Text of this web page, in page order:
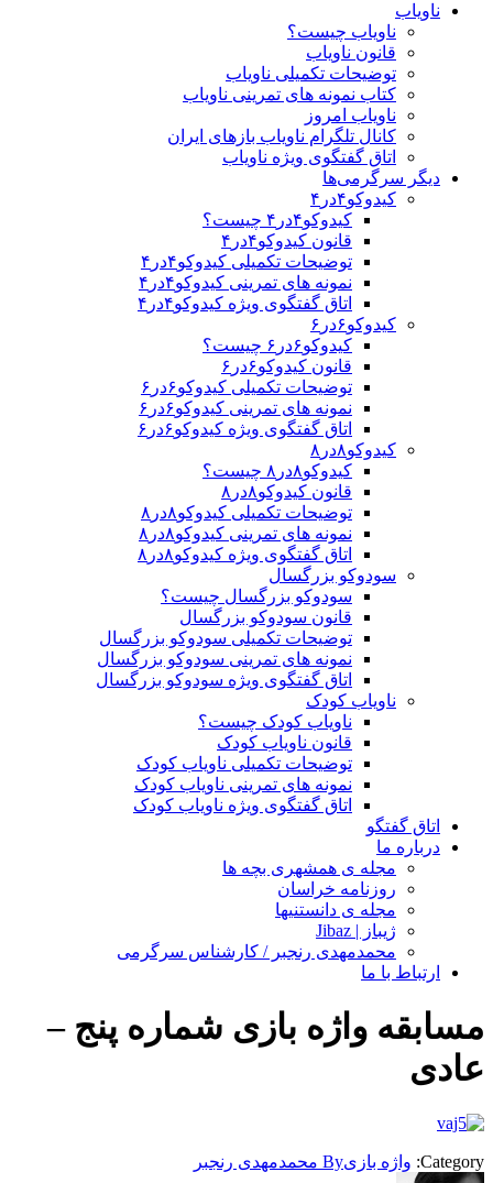
ناویاب
ناویاب چیست؟
قانون ناویاب
توضیحات تکمیلی ناویاب
کتاب نمونه های تمرینی ناویاب
ناویاب امروز
کانال تلگرام ناویاب بازهای ایران
اتاق گفتگوی ویژه ناویاب
دیگر سرگرمی‌ها
کیدوکو۴در۴
کیدوکو۴در۴ چیست؟
قانون کیدوکو۴در۴
توضیحات تکمیلی کیدوکو۴در۴
نمونه های تمرینی کیدوکو۴در۴
اتاق گفتگوی ویژه کیدوکو۴در۴
کیدوکو۶در۶
کیدوکو۶در۶ چیست؟
قانون کیدوکو۶در۶
توضیحات تکمیلی کیدوکو۶در۶
نمونه های تمرینی کیدوکو۶در۶
اتاق گفتگوی ویژه کیدوکو۶در۶
کیدوکو۸در۸
کیدوکو۸در۸ چیست؟
قانون کیدوکو۸در۸
توضیحات تکمیلی کیدوکو۸در۸
نمونه های تمرینی کیدوکو۸در۸
اتاق گفتگوی ویژه کیدوکو۸در۸
سودوکو بزرگسال
سودوکو بزرگسال چیست؟
قانون سودوکو بزرگسال
توضیحات تکمیلی سودوکو بزرگسال
نمونه های تمرینی سودوکو بزرگسال
اتاق گفتگوی ویژه سودوکو بزرگسال
ناویاب کودک
ناویاب کودک چیست؟
قانون ناویاب کودک
توضیحات تکمیلی ناویاب کودک
نمونه های تمرینی ناویاب کودک
اتاق گفتگوی ویژه ناویاب کودک
اتاق گفتگو
درباره ما
مجله ی همشهری بچه ها
روزنامه خراسان
مجله ی دانستنیها
ژیباز | Jibaz
محمدمهدی رنجبر / کارشناس سرگرمی
ارتباط با ما
مسابقه واژه بازی شماره پنج –
عادی
Category: واژه بازیBy محمدمهدی رنجبر